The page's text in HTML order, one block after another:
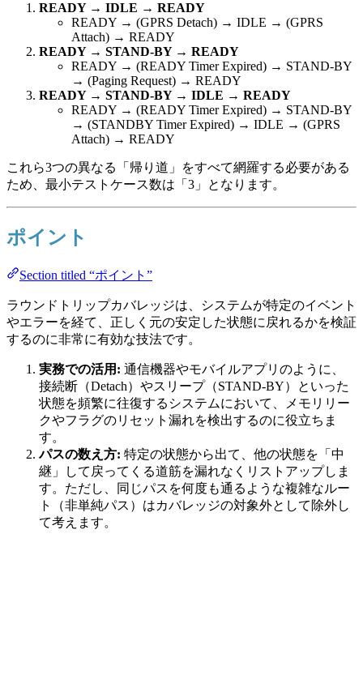
READY → IDLE → READY
READY → (GPRS Detach) → IDLE → (GPRS
Attach) → READY
READY → STAND-BY → READY
READY → (READY Timer Expired) → STAND-BY
→ (Paging Request) → READY
READY → STAND-BY → IDLE → READY
READY → (READY Timer Expired) → STAND-BY
→ (STANDBY Timer Expired) → IDLE → (GPRS
Attach) → READY
これら3つの異なる「帰り道」をすべて網羅する必要がある
ため、最小テストケース数は「3」となります。
ポイント
Section titled “ポイント”
ラウンドトリップカバレッジは、システムが特定のイベント
やエラーを経て、正しく元の安定した状態に戻れるかを検証
するのに非常に有効な技法です。
実務での活用: 通信機器やモバイルアプリのように、
接続断（Detach）やスリープ（STAND-BY）といった
状態を頻繁に往復するシステムにおいて、メモリリー
クやフラグのリセット漏れを検出するのに役立ちま
す。
パスの数え方: 特定の状態から出て、他の状態を「中
継」して戻ってくる道筋を漏れなくリストアップしま
す。ただし、同じパスを何度も通るような複雑なルー
ト（非単純パス）はカバレッジの対象外として除外し
て考えます。